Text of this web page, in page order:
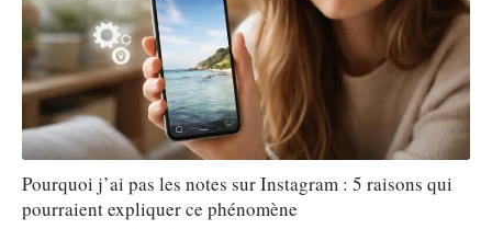
Pourquoi j’ai pas les notes sur Instagram : 5 raisons qui
pourraient expliquer ce phénomène